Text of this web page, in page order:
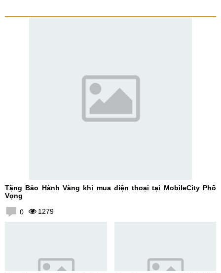
Tặng Bảo Hành Vàng khi mua điện thoại tại MobileCity Phố
Vọng
0 1279